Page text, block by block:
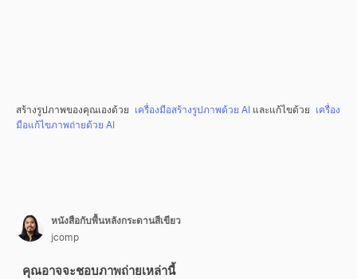
สร้างรูปภาพของคุณเองด้วย เครื่องมือสร้างรูปภาพด้วย AI และแก้ไขด้วย เครื่อง
มือแก้ไขภาพถ่ายด้วย AI
หนังสือกับพื้นหลังกระดานสีเขียว
jcomp
คุณอาจจะชอบภาพถ่ายเหล่านี้